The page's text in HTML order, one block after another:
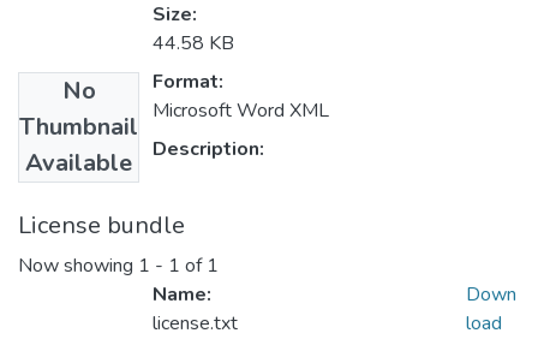
No
Thumbnail
Available
Size:
44.58 KB
Format:
Microsoft Word XML
Description:
License bundle
Now showing 1 - 1 of 1
Name:
license.txt
Down
load